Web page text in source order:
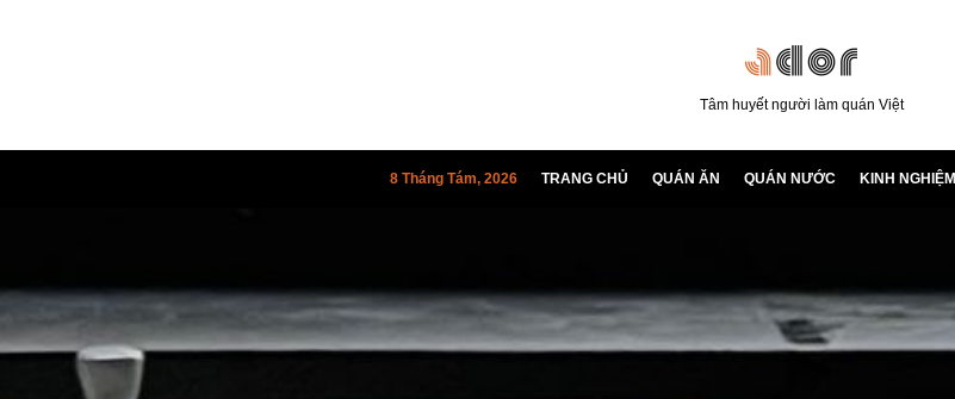
Tâm huyết người làm quán Việt
8 Tháng Tám, 2026 TRANG CHỦ QUÁN ĂN QUÁN NƯỚC KINH NGHIỆM